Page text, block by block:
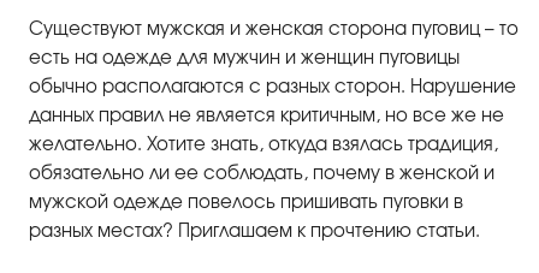
Существуют мужская и женская сторона пуговиц – то
есть на одежде для мужчин и женщин пуговицы
обычно располагаются с разных сторон. Нарушение
данных правил не является критичным, но все же не
желательно. Хотите знать, откуда взялась традиция,
обязательно ли ее соблюдать, почему в женской и
мужской одежде повелось пришивать пуговки в
разных местах? Приглашаем к прочтению статьи.